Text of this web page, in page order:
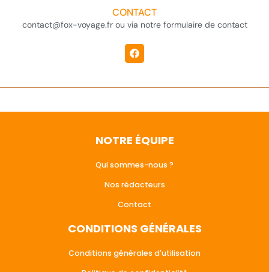
CONTACT
contact@fox-voyage.fr ou via notre formulaire de contact
NOTRE ÉQUIPE
Qui sommes-nous ?
Nos rédacteurs
Contact
CONDITIONS GÉNÉRALES
Conditions générales d'utilisation